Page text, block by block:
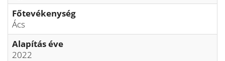
Főtevékenység
Ács
Alapítás éve
2022